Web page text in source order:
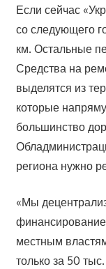
Если сейчас
со следующего
км. Остальные
Средства на
выделятся из
которые
большинство
региона нужно
«Мы
местным
только за 50